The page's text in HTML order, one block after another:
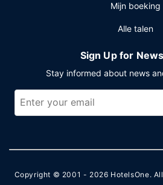
Mijn boeking
Alle talen
Sign Up for
Stay informed about news
Copyright © 2001 - 2026 HotelsOne.